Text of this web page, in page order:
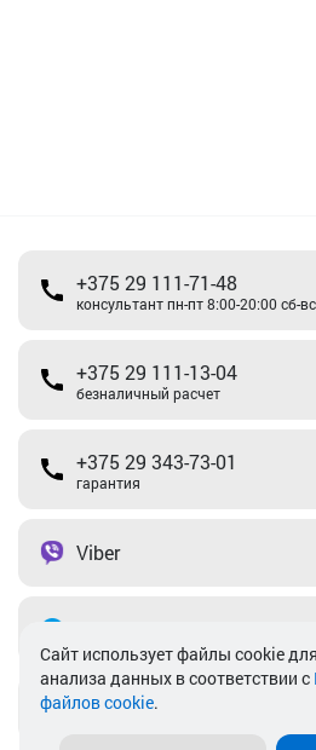
+375 29 111-71-48
консультант пн-пт 8:00-20:00 сб-
+375 29 111-13-04
безналичный расчет
+375 29 343-73-01
гарантия
Viber
info@akkamulik.by
Cайт использует файлы cookie
анализа данных в соответствии с
файлов cookie.